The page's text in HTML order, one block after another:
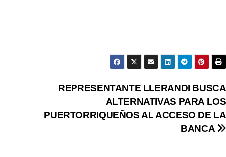
REPRESENTANTE LLERANDI BUSCA
ALTERNATIVAS PARA LOS
PUERTORRIQUEÑOS AL ACCESO DE LA
BANCA